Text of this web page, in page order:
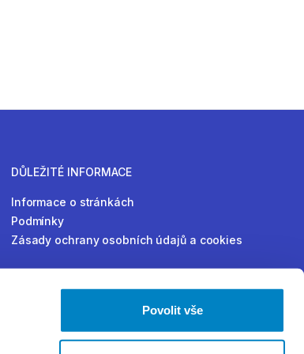
Povolit vše
DŮLEŽITÉ INFORMACE
Informace o stránkách
Podmínky
Zásady ochrany osobních údajů a cookies